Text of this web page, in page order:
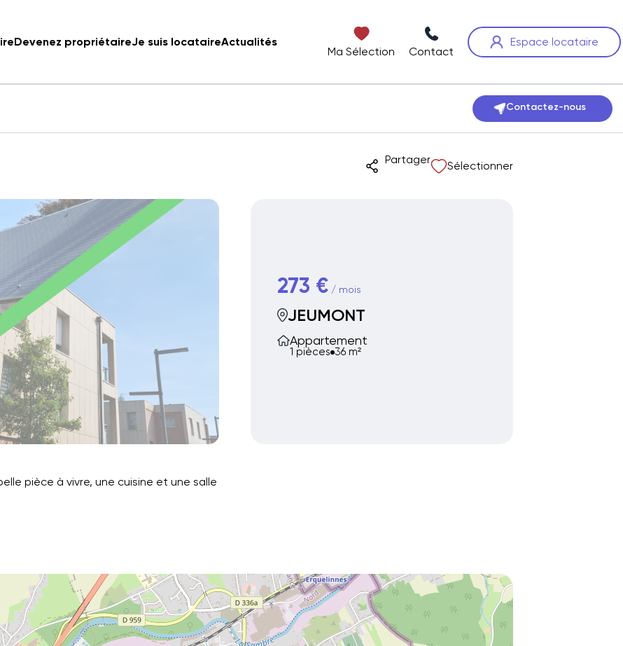
Devenez propriétaireJe suis locataireActualités
Ma Sélection Contact
Espace locataire
Contactez-nous
Partager Sélectionner
273 €/ mois
JEUMONT
Appartement
1 pièces 36 m²
pièce à vivre, une cuisine et une salle